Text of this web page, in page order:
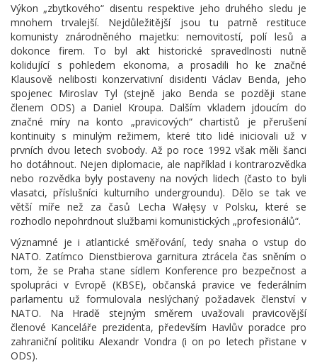
Výkon „zbytkového“ disentu respektive jeho druhého sledu je
mnohem trvalejší. Nejdůležitější jsou tu patrně restituce
komunisty znárodněného majetku: nemovitostí, polí lesů a
dokonce firem. To byl akt historické spravedlnosti nutně
kolidující s pohledem ekonoma, a prosadili ho ke značné
Klausově nelibosti konzervativní disidenti Václav Benda, jeho
spojenec Miroslav Tyl (stejně jako Benda se později stane
členem ODS) a Daniel Kroupa. Dalším vkladem jdoucím do
značné míry na konto „pravicových“ chartistů je přerušení
kontinuity s minulým režimem, které tito lidé iniciovali už v
prvních dvou letech svobody. Až po roce 1992 však měli šanci
ho dotáhnout. Nejen diplomacie, ale například i kontrarozvědka
nebo rozvědka byly postaveny na nových lidech (často to byli
vlasatci, příslušníci kulturního undergroundu). Dělo se tak ve
větší míře než za časů Lecha Wałęsy v Polsku, které se
rozhodlo nepohrdnout službami komunistických „profesionálů“.
Významné je i atlantické směřování, tedy snaha o vstup do
NATO. Zatímco Dienstbierova garnitura ztrácela čas sněním o
tom, že se Praha stane sídlem Konference pro bezpečnost a
spolupráci v Evropě (KBSE), občanská pravice ve federálním
parlamentu už formulovala neslýchaný požadavek členství v
NATO. Na Hradě stejným směrem uvažovali pravicovější
členové Kanceláře prezidenta, především Havlův poradce pro
zahraniční politiku Alexandr Vondra (i on po letech přistane v
ODS).